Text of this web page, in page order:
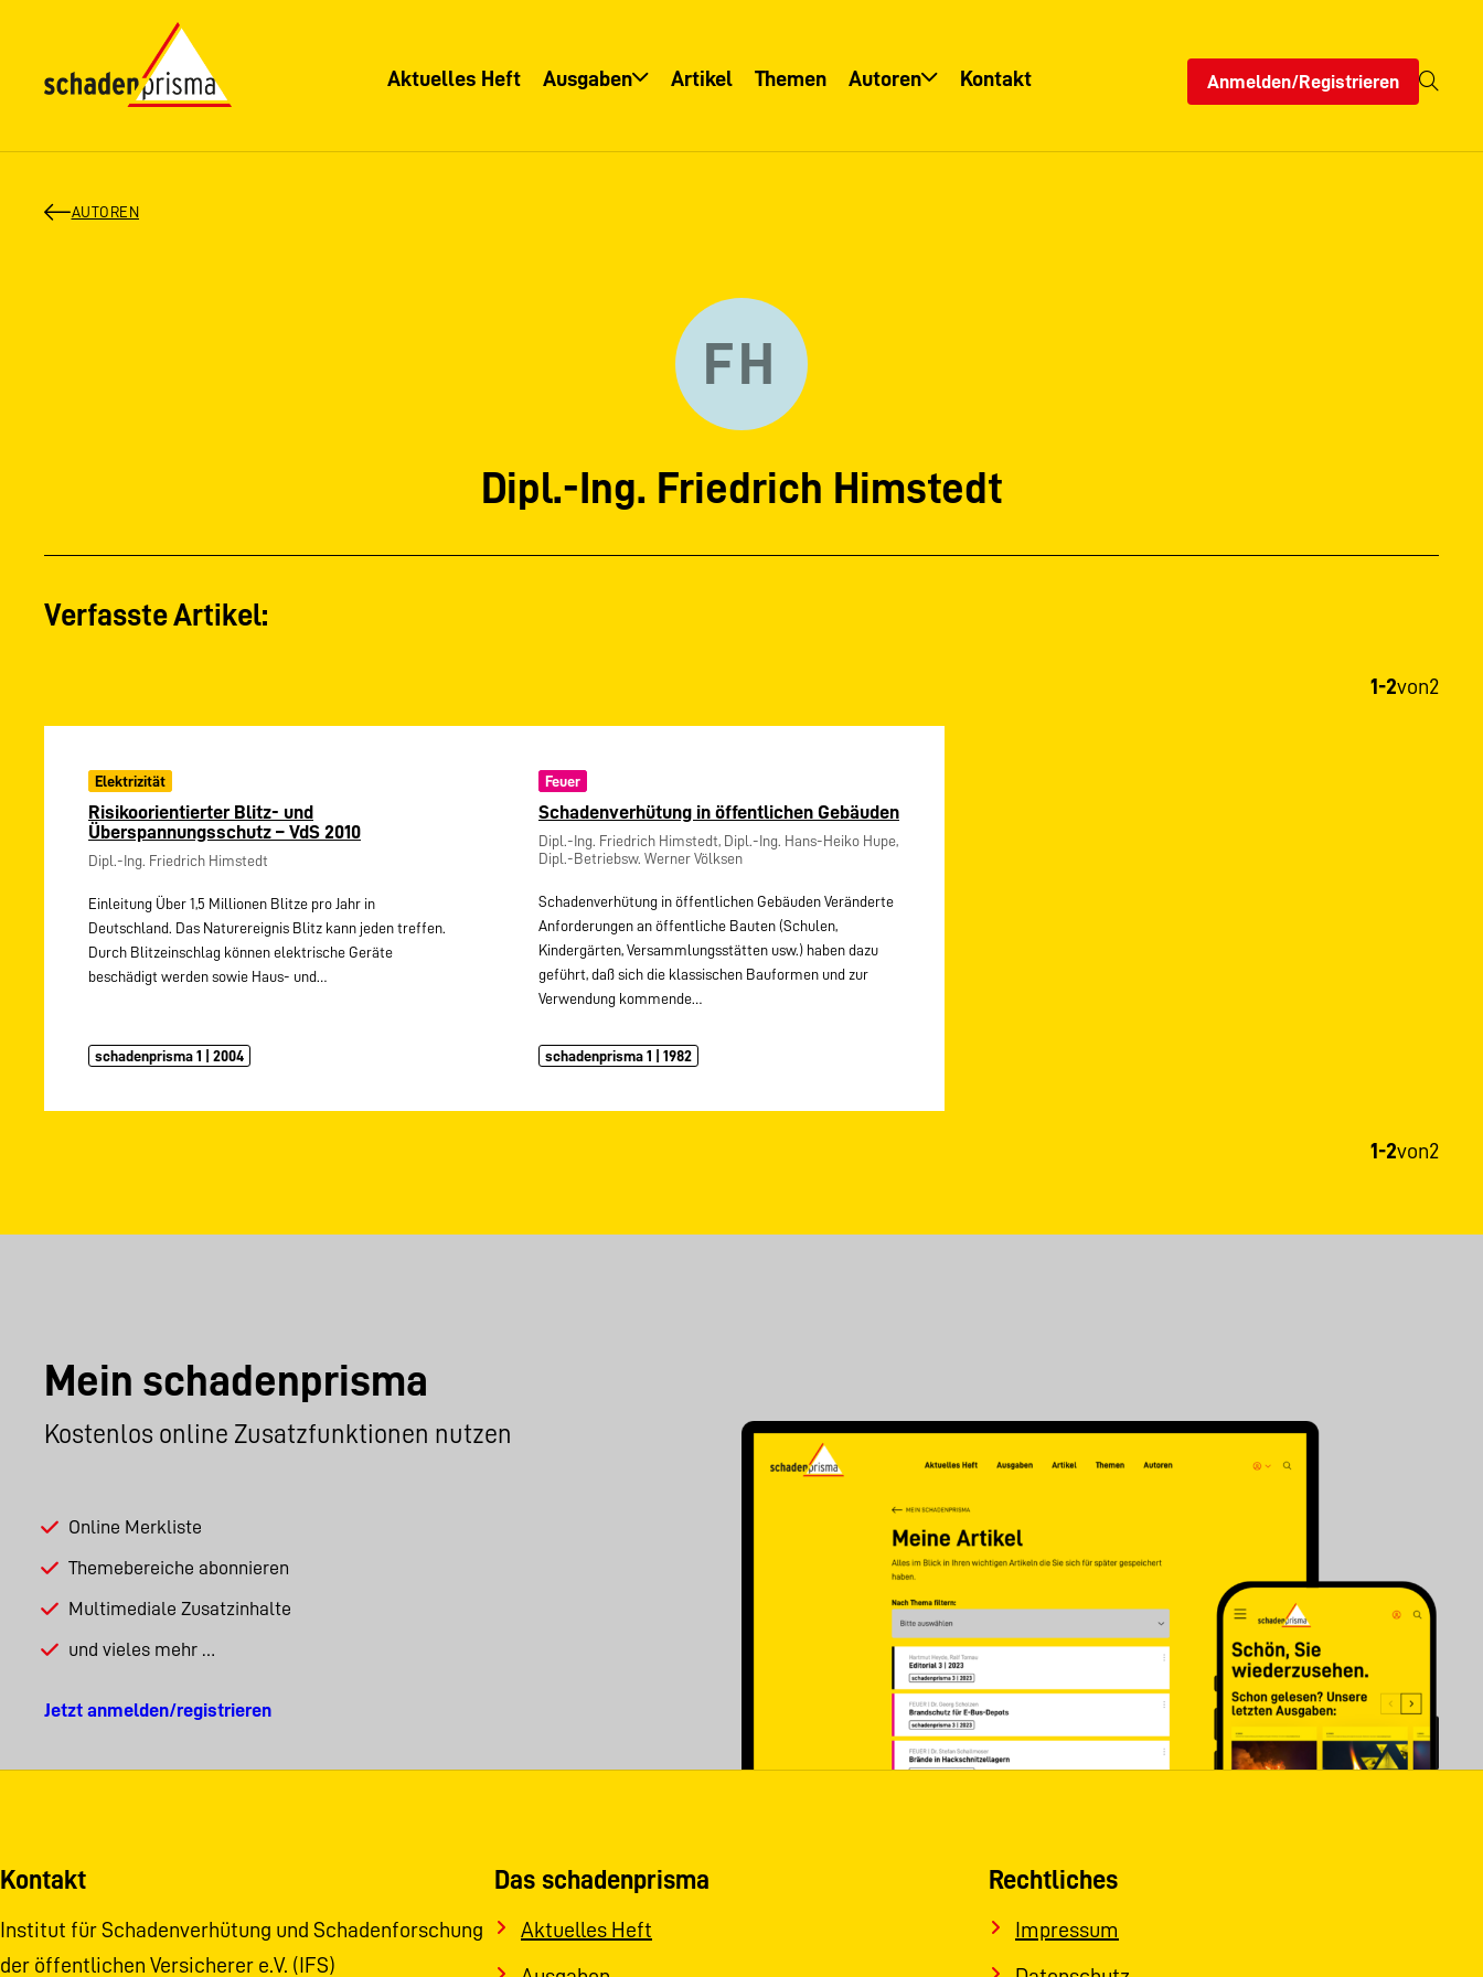
Aktuelles Heft Ausgaben Artikel Themen Autoren Kontakt Anmelden/Registrieren
AUTOREN
FH
Dipl.-Ing. Friedrich Himstedt
Verfasste Artikel:
1-2von2
Elektrizität
Risikoorientierter Blitz- und
Überspannungsschutz – VdS 2010
Dipl.-Ing. Friedrich Himstedt
Einleitung Über 1,5 Millionen Blitze pro Jahr in
Deutschland. Das Naturereignis Blitz kann jeden treffen.
Durch Blitzeinschlag können elektrische Geräte
beschädigt werden sowie Haus- und…
schadenprisma 1 | 2004
Feuer
Schadenverhütung in öffentlichen Gebäuden
Dipl.-Ing. Friedrich Himstedt, Dipl.-Ing. Hans-Heiko Hupe,
Dipl.-Betriebsw. Werner Völksen
Schadenverhütung in öffentlichen Gebäuden Veränderte
Anforderungen an öffentliche Bauten (Schulen,
Kindergärten, Versammlungsstätten usw.) haben dazu
geführt, daß sich die klassischen Bauformen und zur
Verwendung kommende…
schadenprisma 1 | 1982
1-2von2
Mein schadenprisma
Kostenlos online Zusatzfunktionen nutzen
Online Merkliste
Themebereiche abonnieren
Multimediale Zusatzinhalte
und vieles mehr …
Jetzt anmelden/registrieren
Kontakt
Institut für Schadenverhütung und Schadenforschung
der öffentlichen Versicherer e.V. (IFS)
Das schadenprisma
Aktuelles Heft
Rechtliches
Impressum